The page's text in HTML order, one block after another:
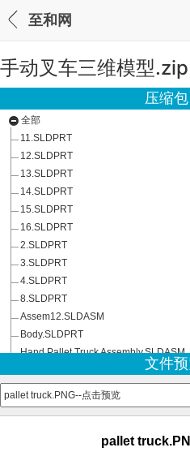
至和网
手动叉车三维模型.zip
压缩
全部
11.SLDPRT
12.SLDPRT
13.SLDPRT
14.SLDPRT
15.SLDPRT
16.SLDPRT
2.SLDPRT
3.SLDPRT
4.SLDPRT
8.SLDPRT
Assem12.SLDASM
Body.SLDPRT
Hand Pallet Truck Assembly.SLDASM
load wheels connector.SLDPRT
pallet truck.PNG--点击预览
文件
pallet